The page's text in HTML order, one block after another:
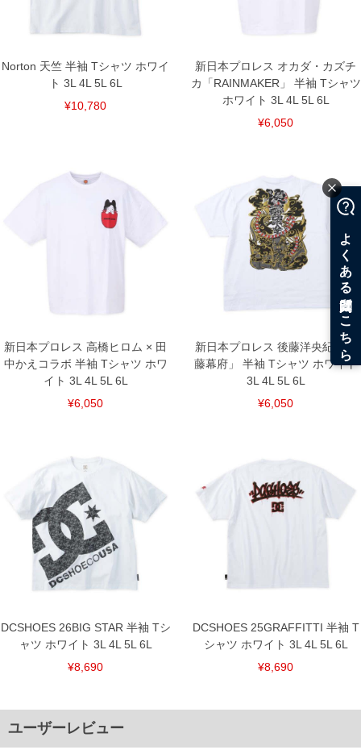
Norton 天竺 半袖 Tシャツ ホワイ
ト 3L 4L 5L 6L
¥10,780
新日本プロレス オカダ・カズチ
カ「RAINMAKER」 半袖 Tシャツ
ホワイト 3L 4L 5L 6L
¥6,050
新日本プロレス 高橋ヒロム × 田
中かえコラボ 半袖 Tシャツ ホワ
イト 3L 4L 5L 6L
¥6,050
新日本プロレス 後藤洋央紀「後
藤幕府」 半袖 Tシャツ ホワイト
3L 4L 5L 6L
¥6,050
DCSHOES 26BIG STAR 半袖 Tシ
ャツ ホワイト 3L 4L 5L 6L
¥8,690
DCSHOES 25GRAFFITTI 半袖 T
シャツ ホワイト 3L 4L 5L 6L
¥8,690
ユーザーレビュー